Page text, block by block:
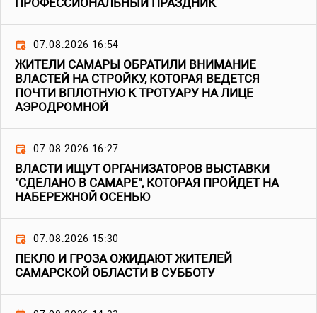
ПРОФЕССИОНАЛЬНЫЙ ПРАЗДНИК
07.08.2026 16:54
ЖИТЕЛИ САМАРЫ ОБРАТИЛИ ВНИМАНИЕ
ВЛАСТЕЙ НА СТРОЙКУ, КОТОРАЯ ВЕДЕТСЯ
ПОЧТИ ВПЛОТНУЮ К ТРОТУАРУ НА ЛИЦЕ
АЭРОДРОМНОЙ
07.08.2026 16:27
ВЛАСТИ ИЩУТ ОРГАНИЗАТОРОВ ВЫСТАВКИ
"СДЕЛАНО В САМАРЕ", КОТОРАЯ ПРОЙДЕТ НА
НАБЕРЕЖНОЙ ОСЕНЬЮ
07.08.2026 15:30
ПЕКЛО И ГРОЗА ОЖИДАЮТ ЖИТЕЛЕЙ
САМАРСКОЙ ОБЛАСТИ В СУББОТУ